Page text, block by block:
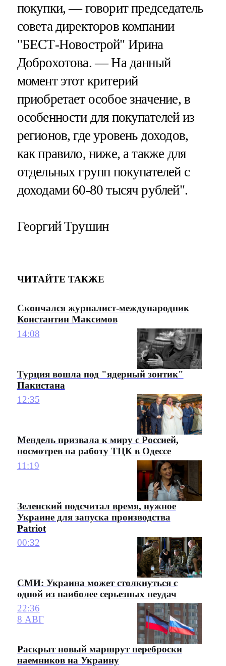
покупки, — говорит председатель
совета директоров компании
"БЕСТ-Новострой" Ирина
Доброхотова. — На данный
момент этот критерий
приобретает особое значение, в
особенности для покупателей из
регионов, где уровень доходов,
как правило, ниже, а также для
отдельных групп покупателей с
доходами 60-80 тысяч рублей".
Георгий Трушин
ЧИТАЙТЕ ТАКЖЕ
Скончался журналист-международник
Константин Максимов
14:08
Турция вошла под "ядерный зонтик"
Пакистана
12:35
Мендель призвала к миру с Россией,
посмотрев на работу ТЦК в Одессе
11:19
Зеленский подсчитал время, нужное
Украине для запуска производства
Patriot
00:32
СМИ: Украина может столкнуться с
одной из наиболее серьезных неудач
22:36
8 АВГ
Раскрыт новый маршрут переброски
наемников на Украину